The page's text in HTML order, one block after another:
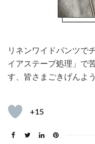
リネンワイドパンツで
イアステープ処理」で
す、皆さまごきげんよう
+15